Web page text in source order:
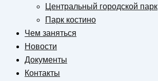
Центральный городской парк
Парк костино
Чем заняться
Новости
Документы
Контакты